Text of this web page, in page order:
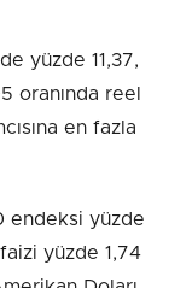
yüzde 11,37,
oranında reel
en fazla
endeksi yüzde
yüzde 1,74